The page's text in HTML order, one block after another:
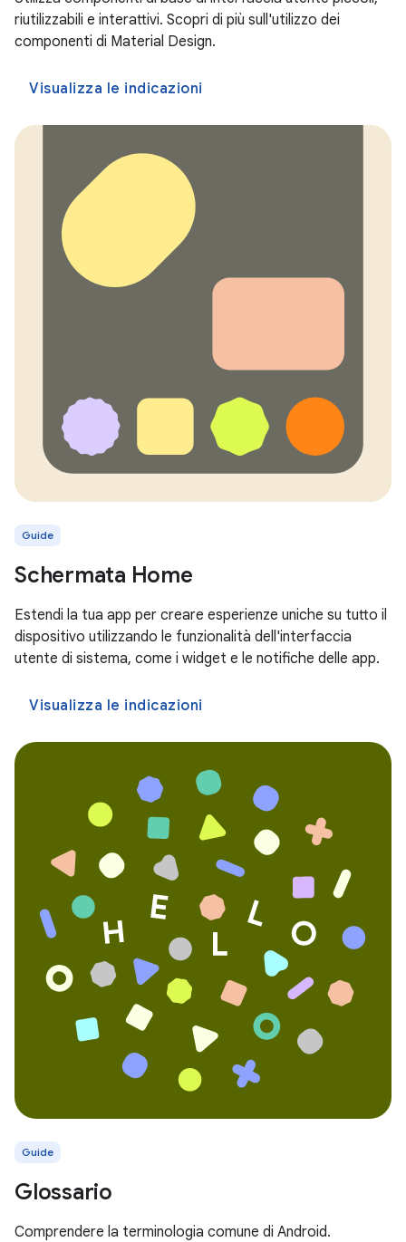
riutilizzabili e interattivi. Scopri di più sull'utilizzo dei
componenti di Material Design.
Visualizza le indicazioni
Guide
Schermata Home
Estendi la tua app per creare esperienze uniche su tutto il
dispositivo utilizzando le funzionalità dell'interfaccia
utente di sistema, come i widget e le notifiche delle app.
Visualizza le indicazioni
Guide
Glossario
Comprendere la terminologia comune di Android.